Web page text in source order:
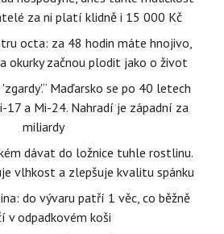
za ni platí klidně i 15 000 Kč
octa: za 48 hodin máte hnojivo,
okurky začnou plodit jako o život
Maďarsko se po 40 letech
a Mi-24. Nahradí je západní za
miliardy
dávat do ložnice tuhle rostlinu.
vlhkost a zlepšuje kvalitu spánku
do vývaru patří 1 věc, co běžně
v odpadkovém koši